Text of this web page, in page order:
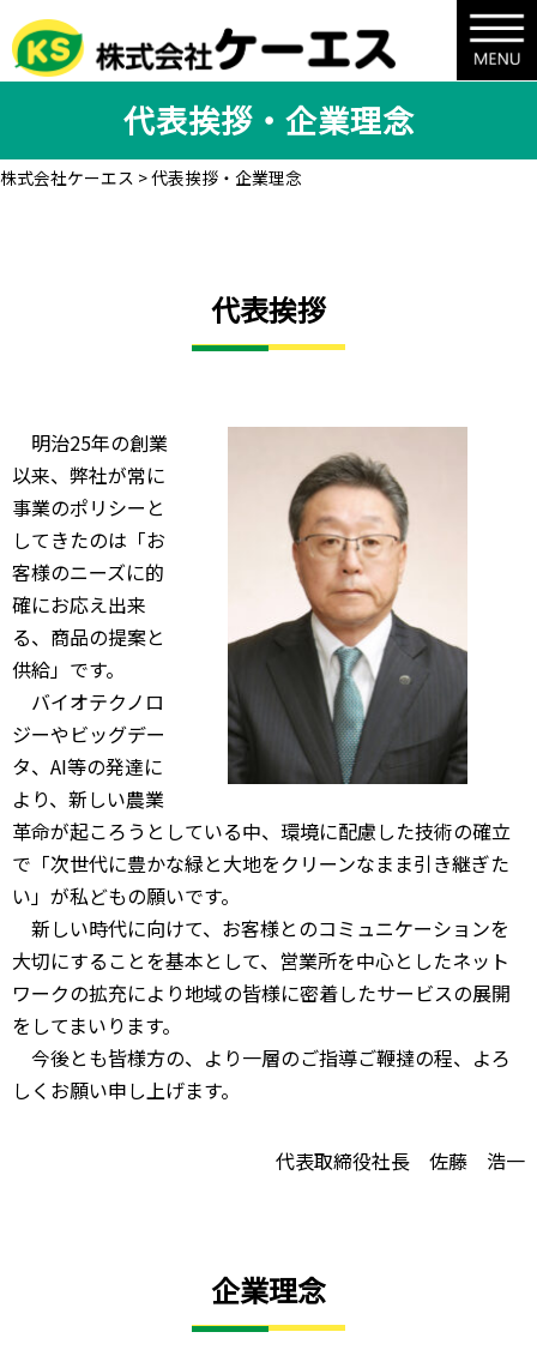
代表挨拶・企業理念
株式会社ケーエス >代表挨拶・企業理念
代表挨拶
明治25年の創業
以来、弊社が常に
事業のポリシーと
してきたのは「お
客様のニーズに的
確にお応え出来
る、商品の提案と
供給」です。
バイオテクノロ
ジーやビッグデー
タ、AI等の発達に
より、新しい農業
革命が起ころうとしている中、環境に配慮した技術の確立
で「次世代に豊かな緑と大地をクリーンなまま引き継ぎた
い」が私どもの願いです。
新しい時代に向けて、お客様とのコミュニケーションを
大切にすることを基本として、営業所を中心としたネット
ワークの拡充により地域の皆様に密着したサービスの展開
をしてまいります。
今後とも皆様方の、より一層のご指導ご鞭撻の程、よろ
しくお願い申し上げます。
代表取締役社長 佐藤 浩一
企業理念